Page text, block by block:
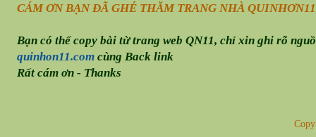
CÁM ƠN BẠN ĐÃ GHÉ THĂM TRANG NHÀ QUINHƠN
Bạn có thể copy bài từ trang web QN11, chỉ xin ghi rõ
quinhon11.comcùng Back link
Rất cám ơn - Thanks